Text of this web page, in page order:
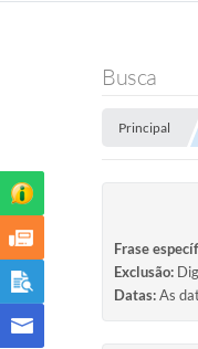
Busca
Principal
Frase
Exclusão:
Datas:As